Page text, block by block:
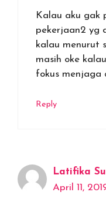
Kalau aku gak
pekerjaan2 yg
kalau menurut
masih oke
fokus menjaga
Reply
Latifika
April 11,